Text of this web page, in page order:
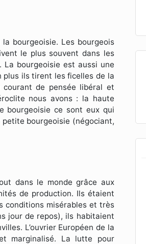
bourgeoisie. Les bourgeois
le plus souvent dans les
bourgeoisie est aussi une
plus ils tirent les ficelles de la
de pensée libéral et
nous avons : la haute
bourgeoisie ce sont eux qui
bourgeoisie (négociant,
dans le monde grâce aux
de production. Ils étaient
conditions misérables et très
jour de repos), ils habitaient
L’ouvrier Européen de la
marginalisé. La lutte pour